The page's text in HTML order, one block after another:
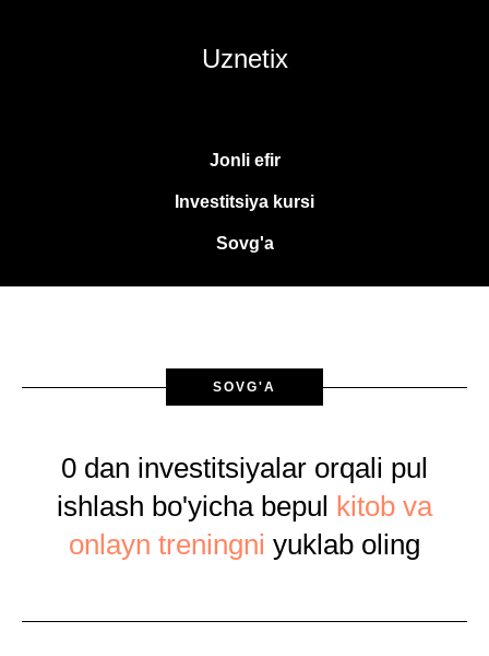
Uznetix
Jonli efir
Investitsiya kursi
Sovg'a
SOVG'A
0 dan investitsiyalar orqali pul
ishlash bo'yicha bepul kitob va
onlayn treningni yuklab oling